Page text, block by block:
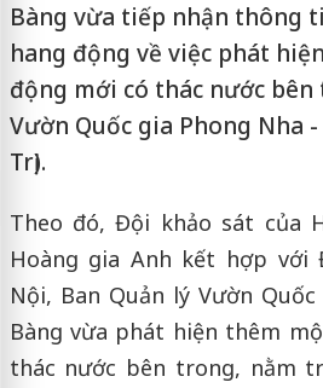
Bàng vừa tiếp nhận thông
hang động về việc phát
động mới có thác nước
Vườn Quốc gia Phong Nha
Trị).
Theo đó, Đội khảo sát của
Hoàng gia Anh kết hợp với
Nội, Ban Quản lý Vườn
Bàng vừa phát hiện thêm
thác nước bên trong, nằm